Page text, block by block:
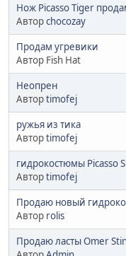
Нож Picasso Tiger
Авторchocozay
Продам угревики
Автор Fish Hat
Неопрен
Авторtimofej
ружья из тика
Авторtimofej
гидрокостюмы Picasso
Авторtimofej
Продаю новый
Автор rolis
Продаю ласты Omer